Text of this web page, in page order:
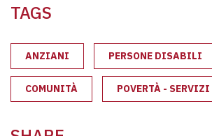
TAGS
ANZIANI PERSONE DISABILI
COMUNITÀ POVERTÀ - SERVIZI